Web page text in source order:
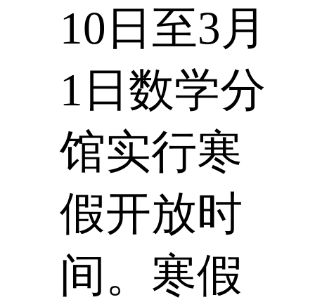
10日至3月
1日数学分
馆实行寒
假开放时
间。寒假